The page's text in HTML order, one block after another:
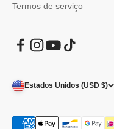
Termos de serviço
Estados Unidos (USD $)